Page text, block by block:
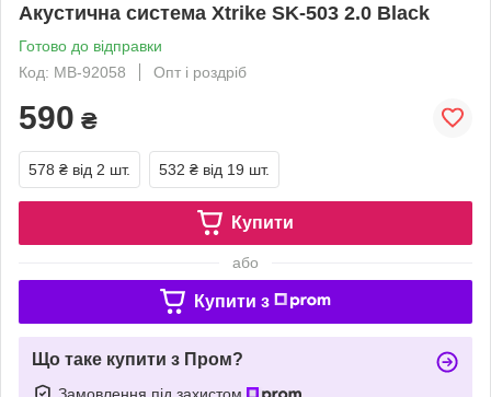
Акустична система Xtrike SK-503 2.0 Black
Готово до відправки
Код: MB-92058
Опт і роздріб
590 ₴
578 ₴ від 2 шт. 532 ₴ від 19 шт.
Купити
або
Купити з
Що таке купити з Пром?
Замовлення під захистом